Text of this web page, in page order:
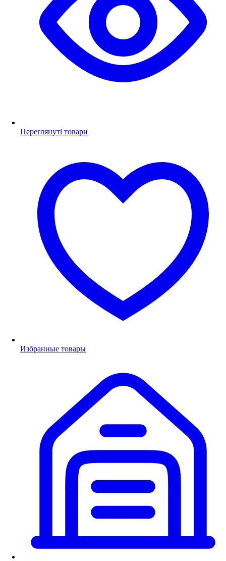
Переглянуті товари
Избранные товары